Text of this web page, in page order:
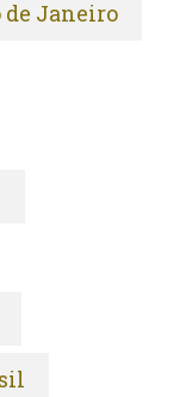
de Janeiro